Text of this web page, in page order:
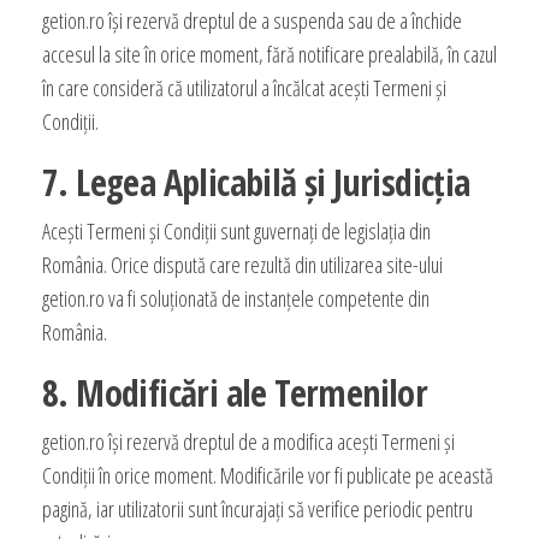
getion.ro își rezervă dreptul de a suspenda sau de a închide
accesul la site în orice moment, fără notificare prealabilă, în cazul
în care consideră că utilizatorul a încălcat acești Termeni și
Condiții.
7. Legea Aplicabilă și Jurisdicția
Acești Termeni și Condiții sunt guvernați de legislația din
România. Orice dispută care rezultă din utilizarea site-ului
getion.ro va fi soluționată de instanțele competente din
România.
8. Modificări ale Termenilor
getion.ro își rezervă dreptul de a modifica acești Termeni și
Condiții în orice moment. Modificările vor fi publicate pe această
pagină, iar utilizatorii sunt încurajați să verifice periodic pentru